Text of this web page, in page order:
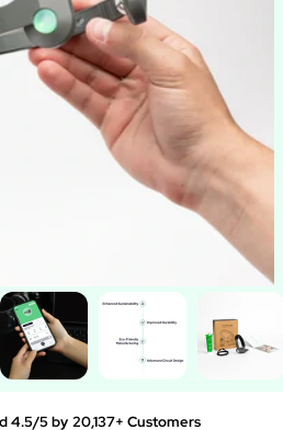
4.5/5 by 20,137+ Customers